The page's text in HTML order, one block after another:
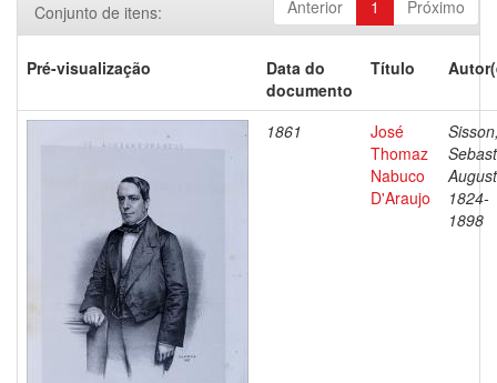
Anterior 1 Próximo
Conjunto de itens:
Pré-visualização
Data do
documento
Título
1861
José
Thomaz
Nabuco
D'Araujo
1824-
1898